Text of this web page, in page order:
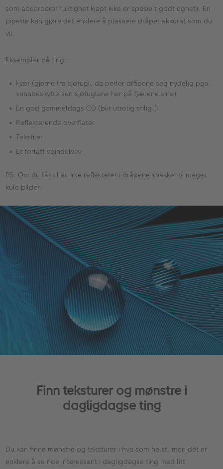
som absorberer fuktighet kjapt ikke er spesielt godt egnet). En
pipette kan gjøre det enklere å plassere dråper akkurat som du
vil.
Eksempler på ting:
Fjær (gjerne fra sjøfugl, da perler dråpene seg nydelig pga.
vannbeskyttelsen sjøfuglene har på fjærene sine)
En god gammeldags CD (blir utrolig stilig!)
Reflekterende overflater
Tekstiler
Et forlatt spindelvev
PS: Om du får til at noe reflekterer i dråpene snakker vi meget
kule bilder!
Finn teksturer og mønstre i
dagligdagse ting
Du kan finne mønstre og teksturer i hva som helst, men det er
enklere å se noe interessant i dagligdagse ting med litt